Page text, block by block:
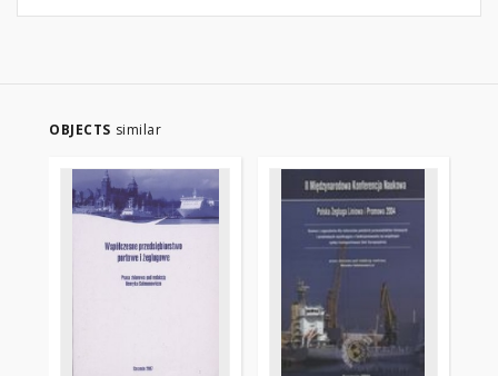
OBJECTS similar